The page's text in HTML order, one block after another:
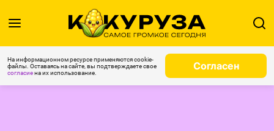
На информационном ресурсе применяются cookie-
файлы. Оставаясь на сайте, вы подтверждаете свое
согласиена их использование.
Согласен